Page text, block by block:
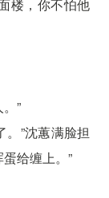
楼，你不怕他
”
”沈蕙满脸担
给缠上。”